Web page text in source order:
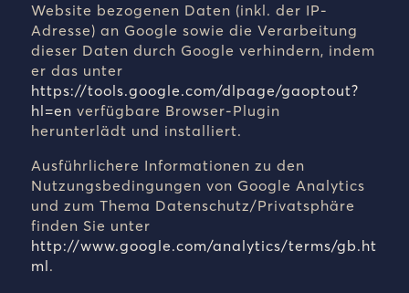
Website bezogenen Daten (inkl. der IP-
Adresse) an Google sowie die Verarbeitung
dieser Daten durch Google verhindern, indem
er das unter
https://tools.google.com/dlpage/gaoptout?
hl=en verfügbare Browser-Plugin
herunterlädt und installiert.
Ausführlichere Informationen zu den
Nutzungsbedingungen von Google Analytics
und zum Thema Datenschutz/Privatsphäre
finden Sie unter
http://www.google.com/analytics/terms/gb.ht
ml.